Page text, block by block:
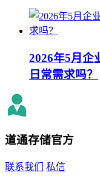
2026年5月企
日常需求吗？
道通存储官方
联系我们 私信